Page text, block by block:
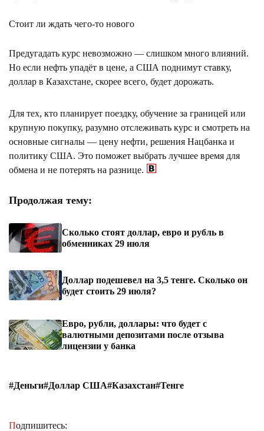
Стоит ли ждать чего-то нового
Предугадать курс невозможно — слишком много влияний.
Но если нефть упадёт в цене, а США поднимут ставку,
доллар в Казахстане, скорее всего, будет дорожать.
Для тех, кто планирует поездку, обучение за границей или
крупную покупку, разумно отслеживать курс и смотреть на
основные сигналы — цену нефти, решения Нацбанка и
политику США. Это поможет выбрать лучшее время для
обмена и не потерять на разнице.
Продолжая тему:
Сколько стоят доллар, евро и рубль в
обменниках 29 июля
Доллар подешевел на 3,5 тенге. Сколько он
будет стоить 29 июля?
Евро, рубли, доллары: что будет с
валютными депозитами после отзыва
лицензии у банка
#Деньги#Доллар США#Казахстан#Тенге
Подпишитесь: